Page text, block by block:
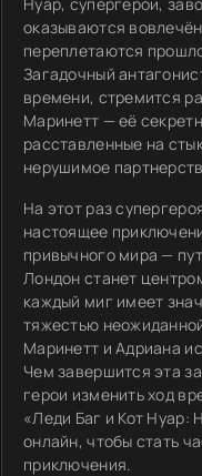
оказываются
переплетаются
Загадочный
времени, стремится
Маринетт — её
расставленные на
нерушимое
На этот раз
настоящее
привычного мира —
Лондон станет
каждый миг имеет
тяжестью
Маринетт и Адриана
Чем завершится эта
герои изменить ход
«Леди Баг и Кот Нуар:
онлайн, чтобы стать
приключения.